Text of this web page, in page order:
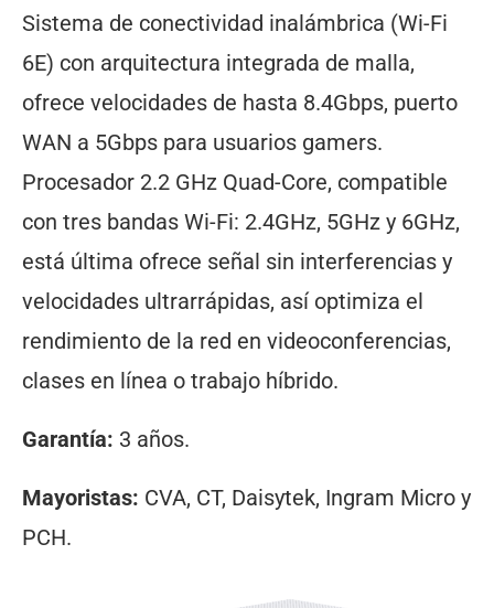
Sistema de conectividad inalámbrica (Wi-Fi
6E) con arquitectura integrada de malla,
ofrece velocidades de hasta 8.4Gbps, puerto
WAN a 5Gbps para usuarios gamers.
Procesador 2.2 GHz Quad-Core, compatible
con tres bandas Wi-Fi: 2.4GHz, 5GHz y 6GHz,
está última ofrece señal sin interferencias y
velocidades ultrarrápidas, así optimiza el
rendimiento de la red en videoconferencias,
clases en línea o trabajo híbrido.
Garantía: 3 años.
Mayoristas: CVA, CT, Daisytek, Ingram Micro y
PCH.